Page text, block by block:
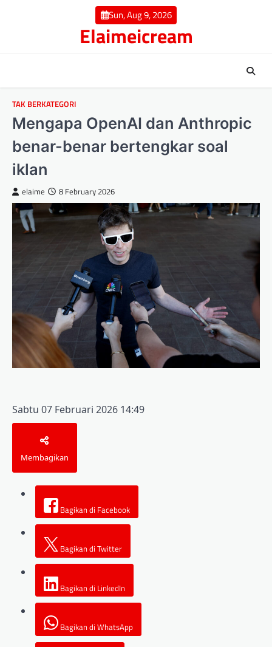
Sun, Aug 9, 2026
Elaimeicream
TAK BERKATEGORI
Mengapa OpenAI dan Anthropic
benar-benar bertengkar soal
iklan
elaime 8 February 2026
Sabtu 07 Februari 2026 14:49
Membagikan
Bagikan di Facebook
Bagikan di Twitter
Bagikan di LinkedIn
Bagikan di WhatsApp